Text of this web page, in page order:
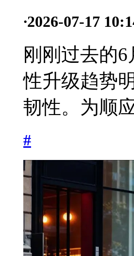
·2026-07-17
刚刚过去的
性升级趋势
韧性。为顺
#